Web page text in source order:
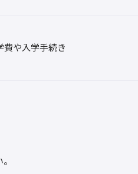
費や入学手続き